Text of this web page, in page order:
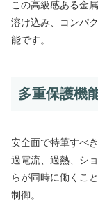
この高級感ある金
溶け込み、コンパ
能です。
多重保護機
安全面で特筆すべ
過電流、過熱、シ
らが同時に働くこ
制御。